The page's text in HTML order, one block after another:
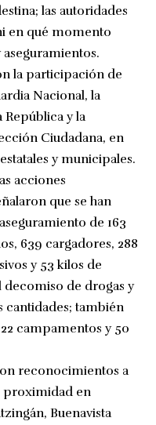
las autoridades
en qué momento
la participación de
Nacional, la
República y la
Ciudadana, en
y municipales.
acciones
que se han
de 163
639 cargadores, 288
y 53 kilos de
de drogas y
cantidades; también
campamentos y 50
reconocimientos a
proximidad en
Buenavista